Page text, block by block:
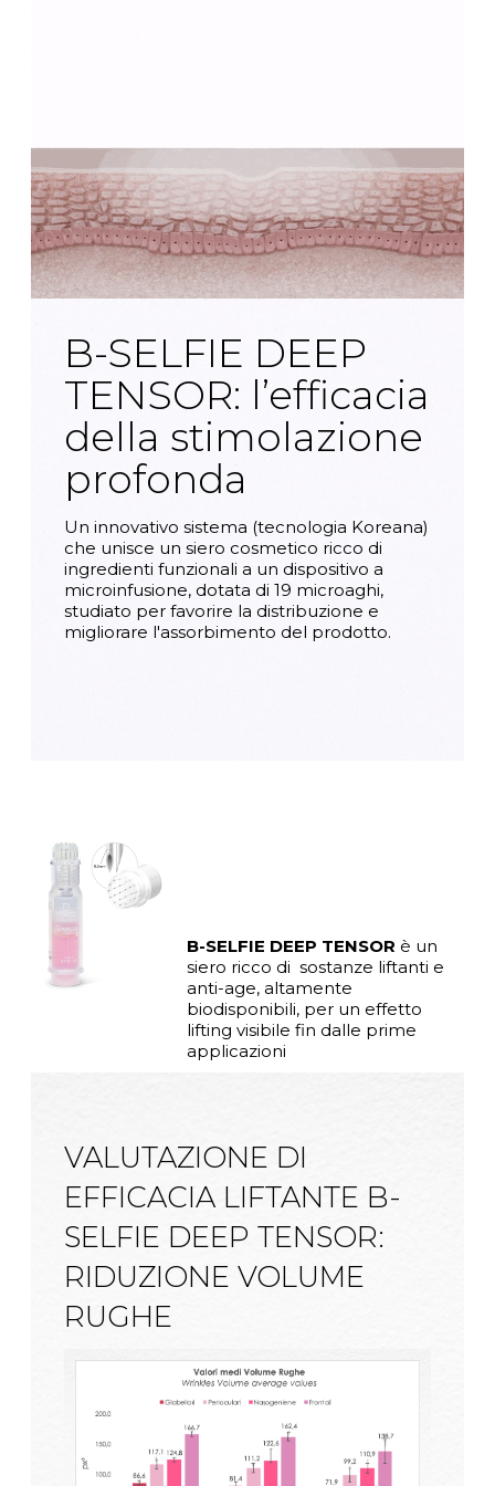
B-SELFIE DEEP
TENSOR: l’efficacia
della stimolazione
profonda
Un innovativo sistema (tecnologia Koreana)
che unisce un siero cosmetico ricco di
ingredienti funzionali a un dispositivo a
microinfusione, dotata di 19 microaghi,
studiato per favorire la distribuzione e
migliorare l'assorbimento del prodotto.
B-SELFIE DEEP TENSOR è un
siero ricco di sostanze liftanti e
anti-age, altamente
biodisponibili, per un effetto
lifting visibile fin dalle prime
applicazioni
VALUTAZIONE DI
EFFICACIA LIFTANTE B-
SELFIE DEEP TENSOR:
RIDUZIONE VOLUME
RUGHE